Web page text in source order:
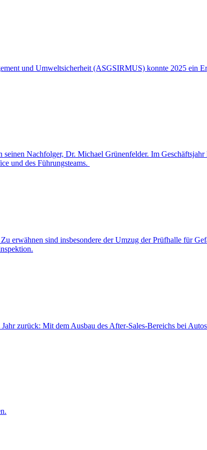
und Umweltsicherheit (ASGSIRMUS) konnte 2025 ein
Nachfolger, Dr. Michael Grünenfelder. Im
und des Führungsteams.
erwähnen sind insbesondere der Umzug der Prüfhalle für
zurück: Mit dem Ausbau des After-Sales-Bereichs bei